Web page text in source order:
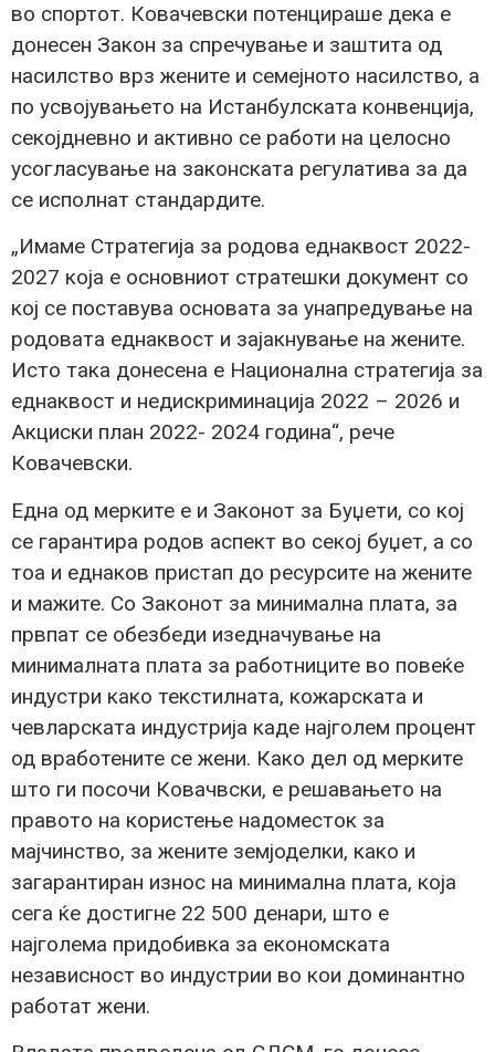
во спортот. Ковачевски потенцираше дека е
донесен Закон за спречување и заштита од
насилство врз жените и семејното насилство, а
по усвојувањето на Истанбулската конвенција,
секојдневно и активно се работи на целосно
усогласување на законската регулатива за да
се исполнат стандардите.
„Имаме Стратегија за родова еднаквост 2022-
2027 која е основниот стратешки документ со
кој се поставува основата за унапредување на
родовата еднаквост и зајакнување на жените.
Исто така донесена е Национална стратегија за
еднаквост и недискриминација 2022 – 2026 и
Акциски план 2022- 2024 година“, речe
Ковачевски.
Една од мерките е и Законот за Буџети, со кој
се гарантира родов аспект во секој буџет, а со
тоа и еднаков пристап до ресурсите на жените
и мажите. Со Законот за минимална плата, за
првпат се обезбеди изедначување на
минималната плата за работниците во повеќе
индустри како текстилната, кожарската и
чевларската индустрија каде најголем процент
од вработените се жени. Како дел од мерките
што ги посочи Ковачвски, е решавањето на
правото на користење надоместок за
мајчинство, за жените земјоделки, како и
загарантиран износ на минимална плата, која
сега ќе достигне 22 500 денари, што е
најголема придобивка за економската
независност во индустрии во кои доминантно
работат жени.